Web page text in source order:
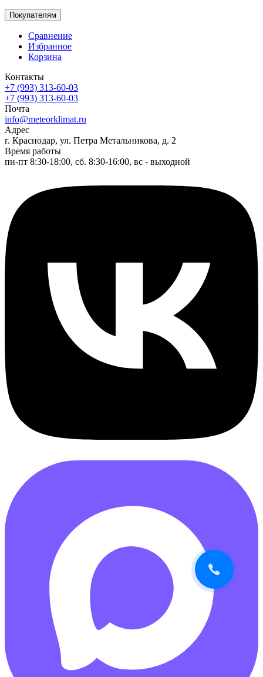
Покупателям
Сравнение
Избранное
Корзина
Контакты
+7 (993) 313-60-03
+7 (993) 313-60-03
Почта
info@meteorklimat.ru
Адрес
г. Краснодар, ул. Петра Метальникова, д. 2
Время работы
пн-пт 8:30-18:00, сб. 8:30-16:00, вс - выходной